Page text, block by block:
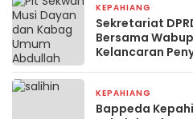
KEPAHIANG
Sekretariat
Bersama
Kelancaran
KEPAHIANG
Bappeda